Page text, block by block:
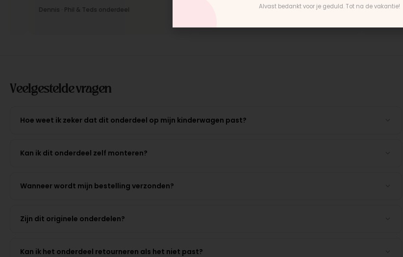
Dennis · Phil & Teds onderdeel Anne · Mountain Buggy wiel Rick · Bugaboo
Veelgestelde vragen
Hoe weet ik zeker dat dit onderdeel op mijn kinderwagen past?
Kan ik dit onderdeel zelf monteren?
Wanneer wordt mijn bestelling verzonden?
Zijn dit originele onderdelen?
Kan ik het onderdeel retourneren als het niet past?
Alvast bedankt voor je geduld. Tot na de vakantie!